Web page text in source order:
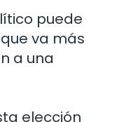
puede
va más
a una
elección